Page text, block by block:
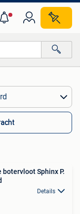
Sphinx P.
Details